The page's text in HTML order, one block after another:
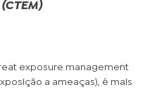
exposure management
a ameaças), é mais